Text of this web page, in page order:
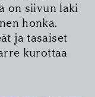
on siivun laki
honka.
ja tasaiset
kurottaa